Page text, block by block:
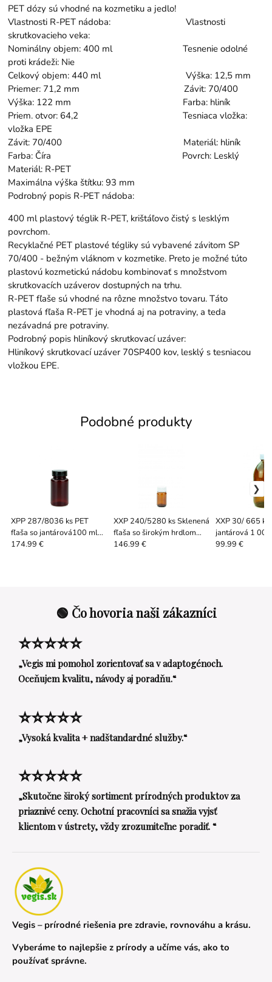
PET dózy sú vhodné na kozmetiku a jedlo!
Vlastnosti R-PET nádoba: Vlastnosti
skrutkovacieho veka:
Nominálny objem: 400 ml Tesnenie odolné
proti krádeži: Nie
Celkový objem: 440 ml Výška: 12,5 mm
Priemer: 71,2 mm Závit: 70/400
Výška: 122 mm Farba: hliník
Priem. otvor: 64,2 Tesniaca vložka:
vložka EPE
Závit: 70/400 Materiál: hliník
Farba: Číra Povrch: Lesklý
Materiál: R-PET
Maximálna výška štítku: 93 mm
Podrobný popis R-PET nádoba:
400 ml plastový téglik R-PET, krištáľovo čistý s lesklým
povrchom.
Recyklačné PET plastové tégliky sú vybavené závitom SP
70/400 - bežným vláknom v kozmetike. Preto je možné túto
plastovú kozmetickú nádobu kombinovať s množstvom
skrutkovacích uzáverov dostupných na trhu.
R-PET fľaše sú vhodné na rôzne množstvo tovaru. Táto
plastová fľaša R-PET je vhodná aj na potraviny, a teda
nezávadná pre potraviny.
Podrobný popis hliníkový skrutkovací uzáver:
Hliníkový skrutkovací uzáver 70SP400 kov, lesklý s tesniacou
vložkou EPE.
Podobné produkty
XPP 287/8036 ks PET
fľaša so jantárová100 ml
38/400 s čiernym
174.99 €
XXP 240/5280 ks Sklenená
fľaša so širokým hrdlom
jantárovej farby, 50 ml
146.99 €
XXP 30/ 665 ks
jantárová 1
PFP
99.99 €
🟢 Čo hovoria naši zákazníci
⭐⭐⭐⭐⭐
„Vegis mi pomohol zorientovať sa v adaptogénoch.
Oceňujem kvalitu, návody aj poradňu.“
⭐⭐⭐⭐⭐
„Vysoká kvalita + nadštandardné služby.“
⭐⭐⭐⭐⭐
„Skutočne široký sortiment prírodných produktov za
priaznivé ceny. Ochotní pracovníci sa snažia vyjsť
klientom v ústrety, vždy zrozumiteľne poradiť. “
Vegis – prírodné riešenia pre zdravie, rovnováhu a krásu.
Vyberáme to najlepšie z prírody a učíme vás, ako to
používať správne.